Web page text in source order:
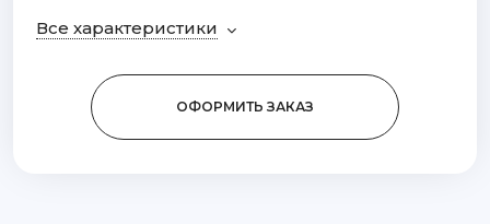
Все характеристики
ОФОРМИТЬ ЗАКАЗ